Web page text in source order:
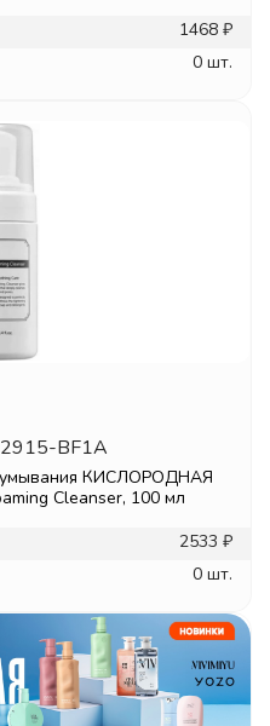
1468 ₽
0 шт.
BF1A
умывания КИСЛОРОДНАЯ
Cleanser, 100 мл
2533 ₽
0 шт.